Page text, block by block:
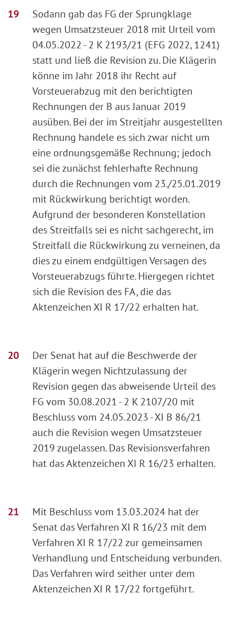
Sodann gab das FG der Sprungklage
wegen Umsatzsteuer 2018 mit Urteil vom
04.05.2022 - 2 K 2193/21 (EFG 2022, 1241)
statt und ließ die Revision zu. Die Klägerin
könne im Jahr 2018 ihr Recht auf
Vorsteuerabzug mit den berichtigten
Rechnungen der B aus Januar 2019
ausüben. Bei der im Streitjahr ausgestellten
Rechnung handele es sich zwar nicht um
eine ordnungsgemäße Rechnung; jedoch
sei die zunächst fehlerhafte Rechnung
durch die Rechnungen vom 23./25.01.2019
mit Rückwirkung berichtigt worden.
Aufgrund der besonderen Konstellation
des Streitfalls sei es nicht sachgerecht, im
Streitfall die Rückwirkung zu verneinen, da
dies zu einem endgültigen Versagen des
Vorsteuerabzugs führte. Hiergegen richtet
sich die Revision des FA, die das
Aktenzeichen XI R 17/22 erhalten hat.
Der Senat hat auf die Beschwerde der
Klägerin wegen Nichtzulassung der
Revision gegen das abweisende Urteil des
FG vom 30.08.2021 - 2 K 2107/20 mit
Beschluss vom 24.05.2023 - XI B 86/21
auch die Revision wegen Umsatzsteuer
2019 zugelassen. Das Revisionsverfahren
hat das Aktenzeichen XI R 16/23 erhalten.
Mit Beschluss vom 13.03.2024 hat der
Senat das Verfahren XI R 16/23 mit dem
Verfahren XI R 17/22 zur gemeinsamen
Verhandlung und Entscheidung verbunden.
Das Verfahren wird seither unter dem
Aktenzeichen XI R 17/22 fortgeführt.